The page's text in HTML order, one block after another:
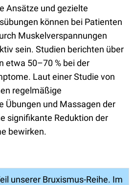
Ansätze und gezielte
können bei Patienten
Muskelverspannungen
sein. Studien berichten über
etwa 50–70 % bei der
Laut einer Studie von
regelmäßige
Übungen und Massagen der
signifikante Reduktion der
bewirken.
unserer Bruxismus-Reihe. Im